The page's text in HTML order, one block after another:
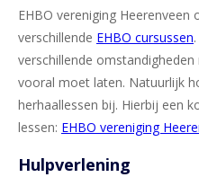
EHBO vereniging Heerenveen
verschillende EHBO cursussen
verschillende
vooral moet laten. Natuurlijk
herhaallessen bij. Hierbij een
lessen: EHBO vereniging
Hulpverlening